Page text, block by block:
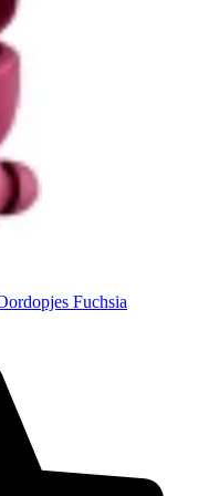
Fuchsia